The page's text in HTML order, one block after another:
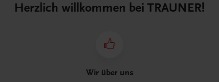
Herzlich willkommen bei TRAUNER!
Wir über uns